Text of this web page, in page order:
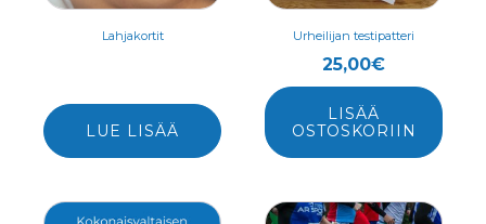
Lahjakortit
LUE LISÄÄ
Urheilijan testipatteri
25,00€
LISÄÄ
OSTOSKORIIN